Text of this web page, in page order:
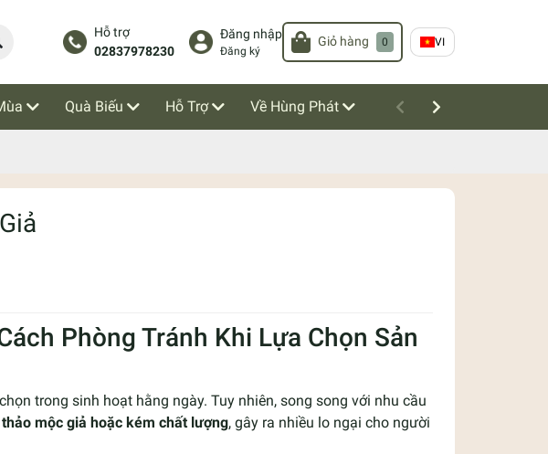
Hỗ trợ
02837978230
Đăng nhập
Đăng ký
Giỏ hàng 0 VI
Quà Biếu Hỗ Trợ Về Hùng Phát
Phòng Tránh Khi Lựa Chọn Sản
trong sinh hoạt hằng ngày. Tuy nhiên, song song với nhu cầu
mộc giả hoặc kém chất lượng, gây ra nhiều lo ngại cho người